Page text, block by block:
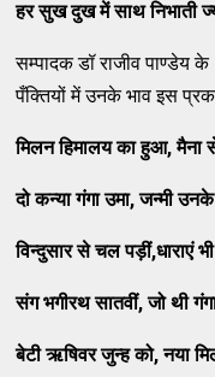
हर सुख दुख में साथ निभाती
सम्पादक डॉ राजीव पाण्डेय के
पँक्तियों में उनके भाव इस
मिलन हिमालय का हुआ,मैना
दो कन्या गंगा उमा,जन्मी उनके
विन्दुसार से चल पड़ीं,धाराएं
संग भगीरथ सातवीं,जो थी
बेटी ऋषिवर जुन्ह को,नया